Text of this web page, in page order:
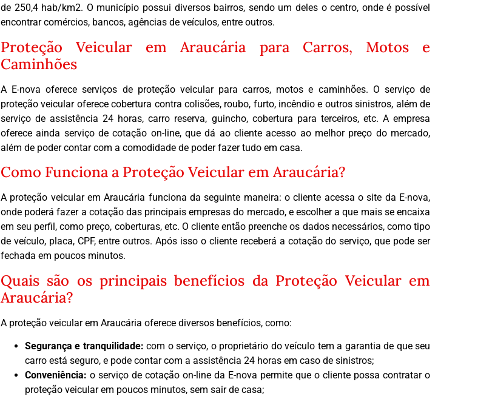
de 250,4 hab/km2. O município possui diversos bairros, sendo um deles o centro, onde é possível
encontrar comércios, bancos, agências de veículos, entre outros.
Proteção Veicular em Araucária para Carros, Motos e
Caminhões
A E-nova oferece serviços de proteção veicular para carros, motos e caminhões. O serviço de
proteção veicular oferece cobertura contra colisões, roubo, furto, incêndio e outros sinistros, além de
serviço de assistência 24 horas, carro reserva, guincho, cobertura para terceiros, etc. A empresa
oferece ainda serviço de cotação on-line, que dá ao cliente acesso ao melhor preço do mercado,
além de poder contar com a comodidade de poder fazer tudo em casa.
Como Funciona a Proteção Veicular em Araucária?
A proteção veicular em Araucária funciona da seguinte maneira: o cliente acessa o site da E-nova,
onde poderá fazer a cotação das principais empresas do mercado, e escolher a que mais se encaixa
em seu perfil, como preço, coberturas, etc. O cliente então preenche os dados necessários, como tipo
de veículo, placa, CPF, entre outros. Após isso o cliente receberá a cotação do serviço, que pode ser
fechada em poucos minutos.
Quais são os principais benefícios da Proteção Veicular em
Araucária?
A proteção veicular em Araucária oferece diversos benefícios, como:
Segurança e tranquilidade:com o serviço, o proprietário do veículo tem a garantia de que seu
carro está seguro, e pode contar com a assistência 24 horas em caso de sinistros;
Conveniência: o serviço de cotação on-line da E-nova permite que o cliente possa contratar o
proteção veicular em poucos minutos, sem sair de casa;